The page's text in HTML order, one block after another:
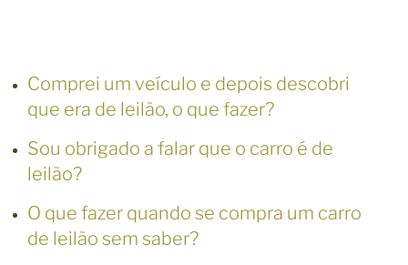
Comprei um veículo e depois descobri
que era de leilão, o que fazer?
Sou obrigado a falar que o carro é de
leilão?
O que fazer quando se compra um carro
de leilão sem saber?